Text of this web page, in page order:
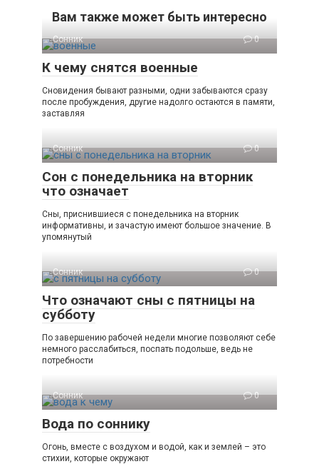
Вам также может быть интересно
Сонник 0
К чему снятся военные
Сновидения бывают разными, одни забываются сразу
после пробуждения, другие надолго остаются в памяти,
заставляя
Сонник 0
Сон с понедельника на вторник
что означает
Сны, приснившиеся с понедельника на вторник
информативны, и зачастую имеют большое значение. В
упомянутый
Сонник 0
Что означают сны с пятницы на
субботу
По завершению рабочей недели многие позволяют себе
немного расслабиться, поспать подольше, ведь не
потребности
Сонник 0
Вода по соннику
Огонь, вместе с воздухом и водой, как и землей – это
стихии, которые окружают